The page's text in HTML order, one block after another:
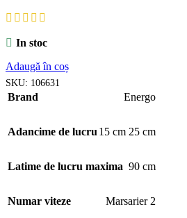
In stoc
Adaugă în coș
SKU: 106631
Brand Energo
Adancime de lucru 15 cm 25 cm
Latime de lucru maxima 90 cm
Numar viteze Marsarier 2